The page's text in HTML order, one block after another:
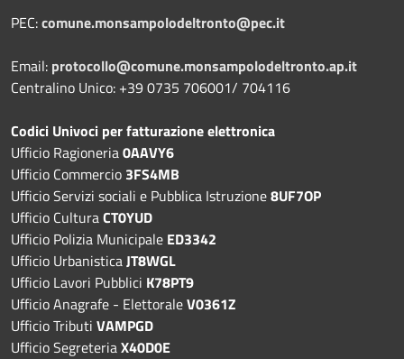
PEC:comune.monsampolodeltronto@pec.it
Email: protocollo@comune.monsampolodeltronto.ap.it
Centralino Unico: +39 0735 706001/ 704116
Codici Univoci per fatturazione elettronica
Ufficio Ragioneria0AAVY6
Ufficio Commercio 3FS4MB
Ufficio Servizi sociali e Pubblica Istruzione8UF7OP
Ufficio CulturaCT0YUD
Ufficio Polizia Municipale ED3342
Ufficio UrbanisticaJT8WGL
Ufficio Lavori Pubblici K78PT9
Ufficio Anagrafe - ElettoraleV0361Z
Ufficio Tributi VAMPGD
Ufficio SegreteriaX40D0E